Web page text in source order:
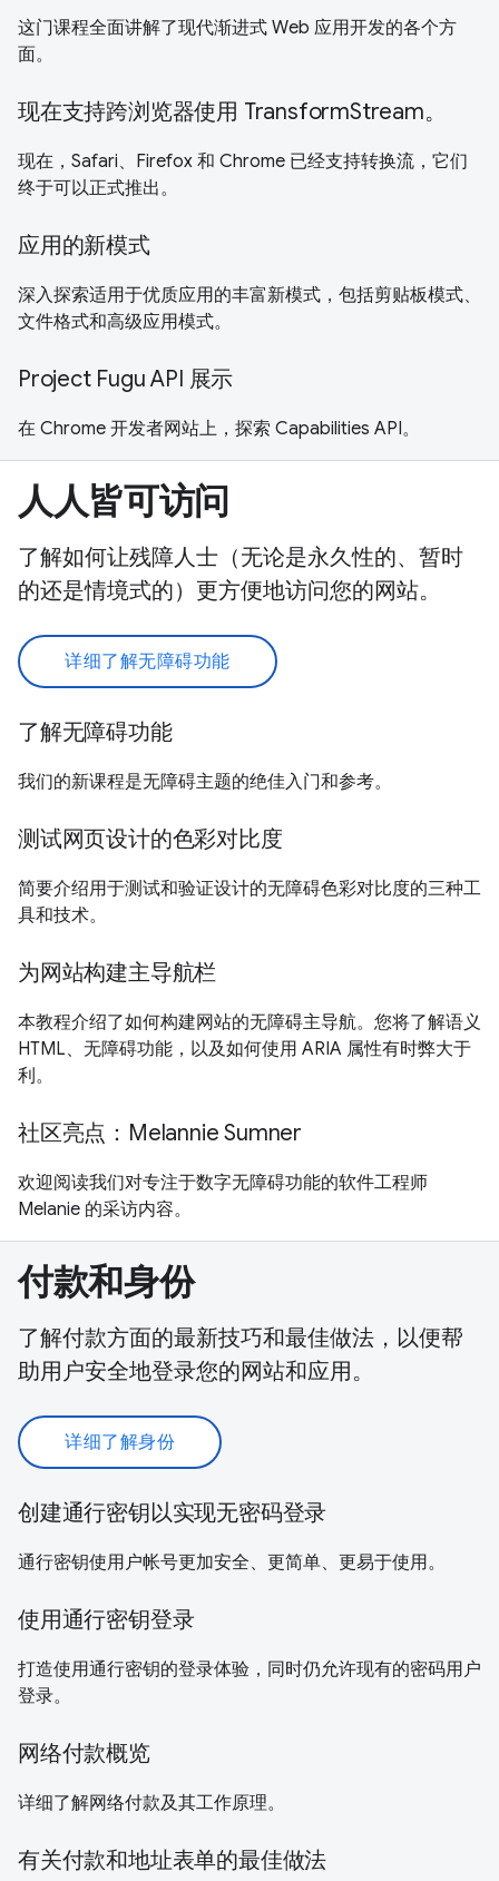
这门课程全面讲解了现代渐进式 Web 应用开发的各个方
面。
现在支持跨浏览器使用 TransformStream。
现在，Safari、Firefox 和 Chrome 已经支持转换流，它们
终于可以正式推出。
应用的新模式
深入探索适用于优质应用的丰富新模式，包括剪贴板模式、
文件格式和高级应用模式。
Project Fugu API 展示
在 Chrome 开发者网站上，探索 Capabilities API。
人人皆可访问
了解如何让残障人士（无论是永久性的、暂时
的还是情境式的）更方便地访问您的网站。
详细了解无障碍功能
了解无障碍功能
我们的新课程是无障碍主题的绝佳入门和参考。
测试网页设计的色彩对比度
简要介绍用于测试和验证设计的无障碍色彩对比度的三种工
具和技术。
为网站构建主导航栏
本教程介绍了如何构建网站的无障碍主导航。您将了解语义
HTML、无障碍功能，以及如何使用 ARIA 属性有时弊大于
利。
社区亮点：Melannie Sumner
欢迎阅读我们对专注于数字无障碍功能的软件工程师
Melanie 的采访内容。
付款和身份
了解付款方面的最新技巧和最佳做法，以便帮
助用户安全地登录您的网站和应用。
详细了解身份
创建通行密钥以实现无密码登录
通行密钥使用户帐号更加安全、更简单、更易于使用。
使用通行密钥登录
打造使用通行密钥的登录体验，同时仍允许现有的密码用户
登录。
网络付款概览
详细了解网络付款及其工作原理。
有关付款和地址表单的最佳做法